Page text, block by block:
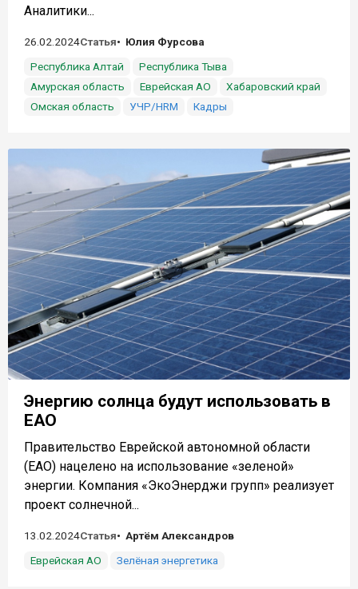
Аналитики...
26.02.2024Статья
Юлия Фурсова
Республика Алтай
Республика Тыва
Амурская область
Еврейская АО
Хабаровский край
Омская область
УЧР/HRM Кадры
Энергию солнца будут использовать в
ЕАО
Правительство Еврейской автономной области
(ЕАО) нацелено на использование «зеленой»
энергии. Компания «ЭкоЭнерджи групп» реализует
проект солнечной...
13.02.2024Статья
Артём Александров
Еврейская АО
Зелёная энергетика